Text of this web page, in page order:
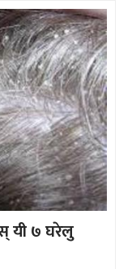
यी ७ घरेलु